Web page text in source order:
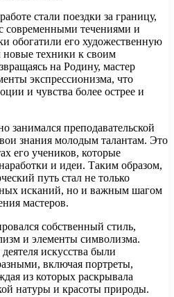
стали поездки за границу,
современными течениями и
обогатили его художественную
новые техники к своим
на Родину, мастер
экспрессионизма, что
и чувства более острее и
занимался преподавательской
знания молодым талантам. Это
его учеников, которые
и идеи. Таким образом,
путь стал не только
исканий, но и важным шагом
мастеров.
собственный стиль,
и элементы символизма.
искусства были
включая портреты,
из которых раскрывала
натуры и красоты природы.